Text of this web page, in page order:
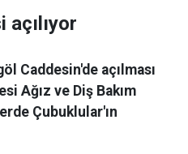
Caddesin'de açılması
Ağız ve Diş Bakım
Çubuklular'ın